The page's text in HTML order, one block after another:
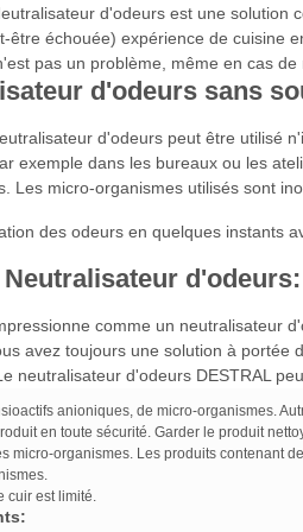
d'odeurs est une
être échouée) expérience de cuisine
pas un problème, même en cas
d'odeurs sans
d'odeurs peut être utilisé
exemple dans les bureaux ou les
Les micro-organismes utilisés sont
des odeurs en quelques instants
comme un neutralisateur
avez toujours une solution à portée
neutralisateur d'odeurs DESTRAL
anioniques, de micro-organismes.
en toute sécurité. Garder le produit
micro-organismes. Les produits contenant
cuir est limité.